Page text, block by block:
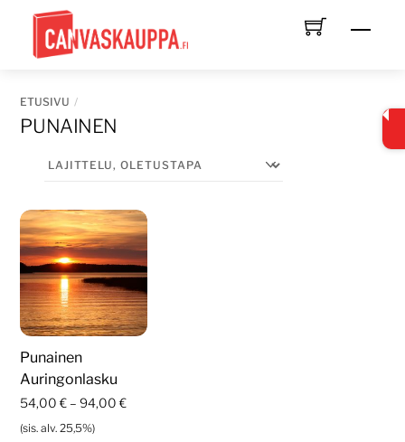
content
ETUSIVU
PUNAINEN
Punainen
Auringonlasku
54,00€ – 94,00€Hintaluokka:
(sis. alv. 25,5%)